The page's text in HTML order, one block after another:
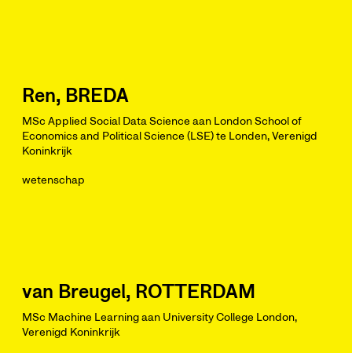
Ren, BREDA
MSc Applied Social Data Science aan London School of
Economics and Political Science (LSE) te Londen, Verenigd
Koninkrijk
wetenschap
van Breugel, ROTTERDAM
MSc Machine Learning aan University College London,
Verenigd Koninkrijk